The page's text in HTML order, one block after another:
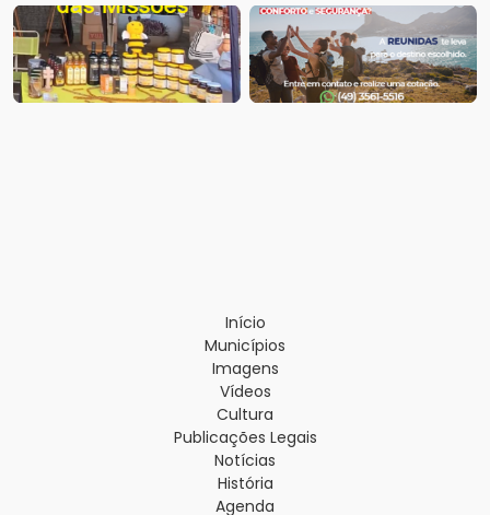
Início
Municípios
Imagens
Vídeos
Cultura
Publicações Legais
Notícias
História
Agenda